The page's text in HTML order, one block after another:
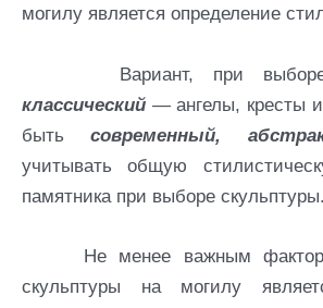
могилу является определение
Вариант, при выборе,
классический — ангелы, кресты
бытьсовременный,
учитывать общую
памятника при выборе скульптуры.
Не менее важным
скульптуры на могилу